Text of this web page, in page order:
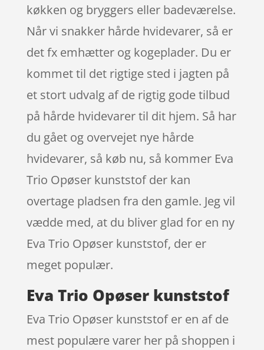
køkken og bryggers eller badeværelse.
Når vi snakker hårde hvidevarer, så er
det fx emhætter og kogeplader. Du er
kommet til det rigtige sted i jagten på
et stort udvalg af de rigtig gode tilbud
på hårde hvidevarer til dit hjem. Så har
du gået og overvejet nye hårde
hvidevarer, så køb nu, så kommer Eva
Trio Opøser kunststof der kan
overtage pladsen fra den gamle. Jeg vil
vædde med, at du bliver glad for en ny
Eva Trio Opøser kunststof, der er
meget populær.
Eva Trio Opøser kunststof
Eva Trio Opøser kunststof er en af de
mest populære varer her på shoppen i